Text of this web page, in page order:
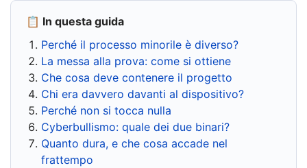
📋 In questa guida
Perché il processo minorile è diverso?
La messa alla prova: come si ottiene
Che cosa deve contenere il progetto
Chi era davvero davanti al dispositivo?
Perché non si tocca nulla
Cyberbullismo: quale dei due binari?
Quanto dura, e che cosa accade nel
frattempo